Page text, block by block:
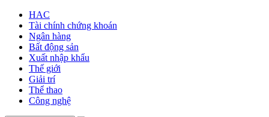
HAC
Tài chính chứng khoán
Ngân hàng
Bất động sản
Xuất nhập khẩu
Thế giới
Giải trí
Thể thao
Công nghệ